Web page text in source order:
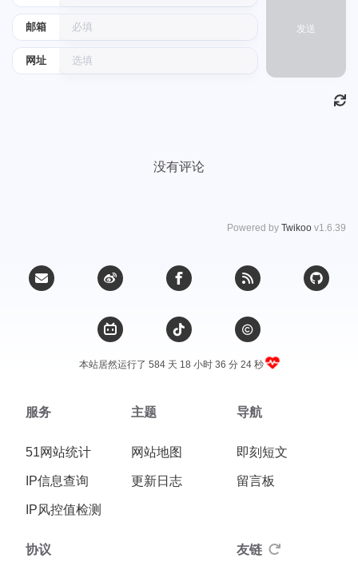
邮箱
网址
发送
没有评论
Powered by Twikoo v1.6.39
本站居然运行了 584 天 18 小时 36 分 25 秒
服务
51网站统计
IP信息查询
IP风控值检测
主题
网站地图
更新日志
导航
即刻短文
留言板
协议 友链